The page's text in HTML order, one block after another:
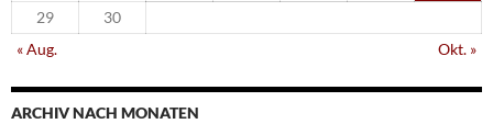
29
30
« Aug.
Okt. »
ARCHIV NACH MONATEN